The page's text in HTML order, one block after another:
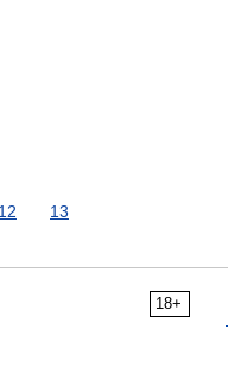
12 13
18+